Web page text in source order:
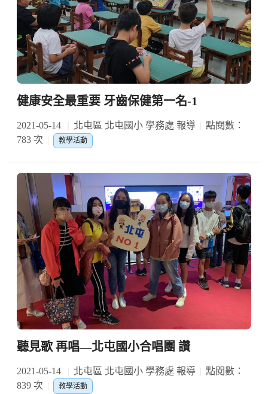
健康安全最重要 牙齒保健第一名-1
2021-05-14 北屯區 北屯國小 學務處 報導
點閱數：
783 次
教學活動
聽見歌 再唱—北屯國小合唱團 讚
2021-05-14 北屯區 北屯國小 學務處 報導
點閱數：
839 次
教學活動